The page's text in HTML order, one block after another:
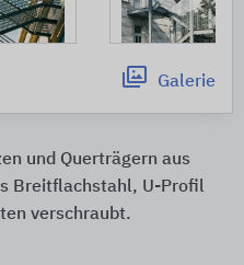
Galerie
und Querträgern aus
Breitflachstahl, U-Profil
verschraubt.